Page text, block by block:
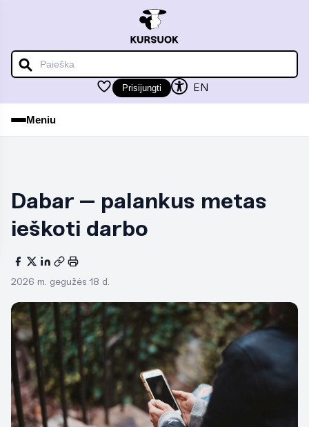
Prisijungti EN
Meniu
Dabar – palankus metas
ieškoti darbo
2026 m. gegužės 18 d.